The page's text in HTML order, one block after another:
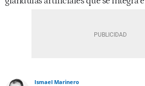
Ismael Marinero